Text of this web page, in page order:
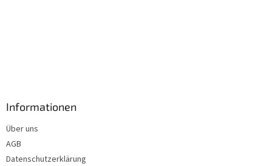
Informationen
Über uns
AGB
Datenschutzerklärung